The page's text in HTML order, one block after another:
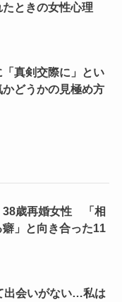
ときの女性心理
真剣交際に」とい
かどうかの見極め方
38歳再婚女性 「相
」と向き合った11
出会いがない…私は